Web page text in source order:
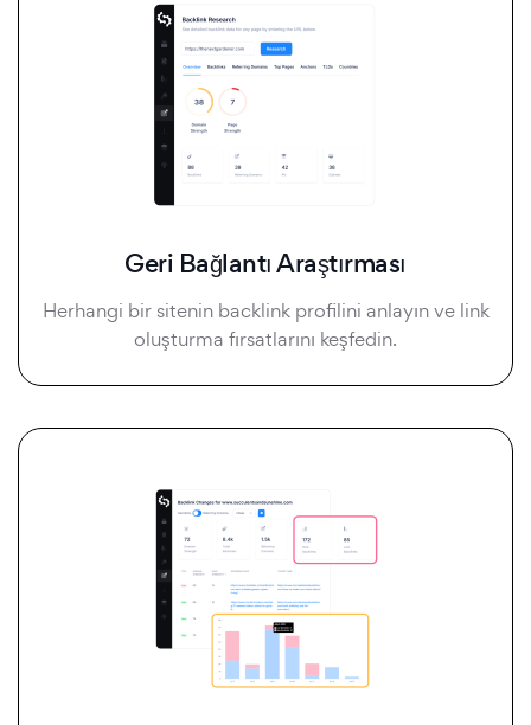
Geri Bağlantı Araştırması
Herhangi bir sitenin backlink profilini anlayın ve link
oluşturma fırsatlarını keşfedin.